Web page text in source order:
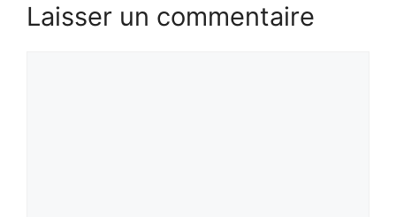
Laisser un commentaire